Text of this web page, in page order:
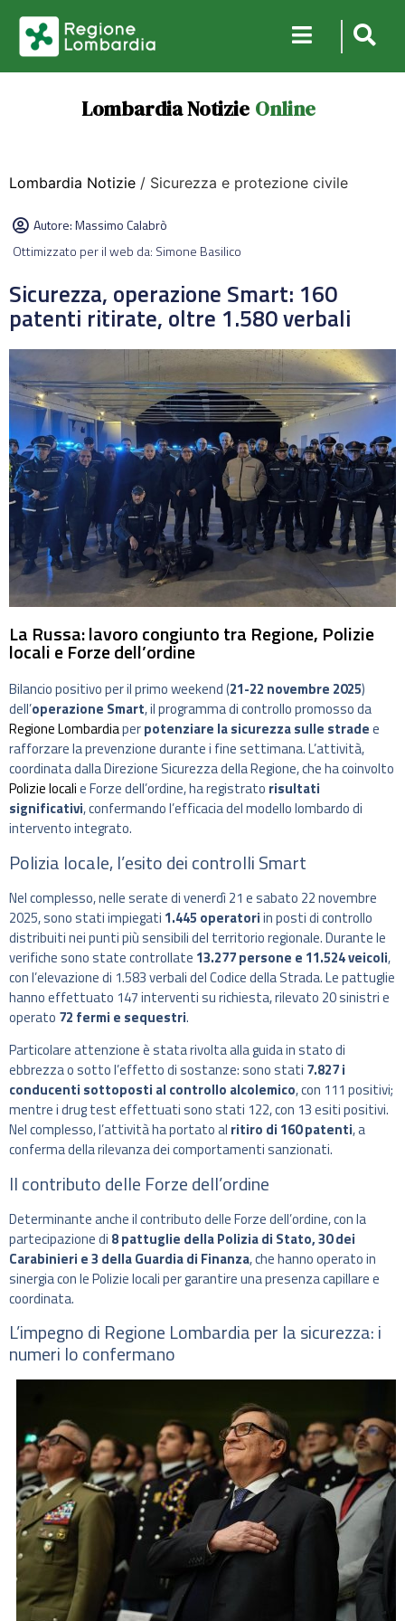
Lombardia Notizie Online
Lombardia Notizie / Sicurezza e protezione civile
Autore:Massimo Calabrò
Ottimizzato per il web da: Simone Basilico
Sicurezza, operazione Smart: 160
patenti ritirate, oltre 1.580 verbali
La Russa: lavoro congiunto tra Regione, Polizie
locali e Forze dell’ordine
Bilancio positivo per il primo weekend (21-22 novembre 2025)
dell’operazione Smart, il programma di controllo promosso da
Regione Lombardiaperpotenziare la sicurezza sulle stradee
rafforzare la prevenzione durante i fine settimana. L’attività,
coordinata dalla Direzione Sicurezza della Regione, che ha coinvolto
Polizie localie Forze dell’ordine, ha registrato risultati
significativi, confermando l’efficacia del modello lombardo di
intervento integrato.
Polizia locale, l’esito dei controlli Smart
Nel complesso, nelle serate di venerdì 21 e sabato 22 novembre
2025, sono stati impiegati 1.445 operatoriin posti di controllo
distribuiti nei punti più sensibili del territorio regionale. Durante le
verifiche sono state controllate 13.277 persone e 11.524 veicoli,
con l’elevazione di 1.583 verbali del Codice della Strada. Le pattuglie
hanno effettuato 147 interventi su richiesta, rilevato 20 sinistri e
operato 72 fermi e sequestri.
Particolare attenzione è stata rivolta alla guida in stato di
ebbrezza o sotto l’effetto di sostanze: sono stati 7.827 i
conducenti sottoposti al controllo alcolemico, con 111 positivi;
mentre i drug test effettuati sono stati 122, con 13 esiti positivi.
Nel complesso, l’attività ha portato al ritiro di 160 patenti, a
conferma della rilevanza dei comportamenti sanzionati.
Il contributo delle Forze dell’ordine
Determinante anche il contributo delle Forze dell’ordine, con la
partecipazione di 8 pattuglie della Polizia di Stato, 30 dei
Carabinieri e 3 della Guardia di Finanza, che hanno operato in
sinergia con le Polizie locali per garantire una presenza capillare e
coordinata.
L’impegno di Regione Lombardia per la sicurezza: i
numeri lo confermano